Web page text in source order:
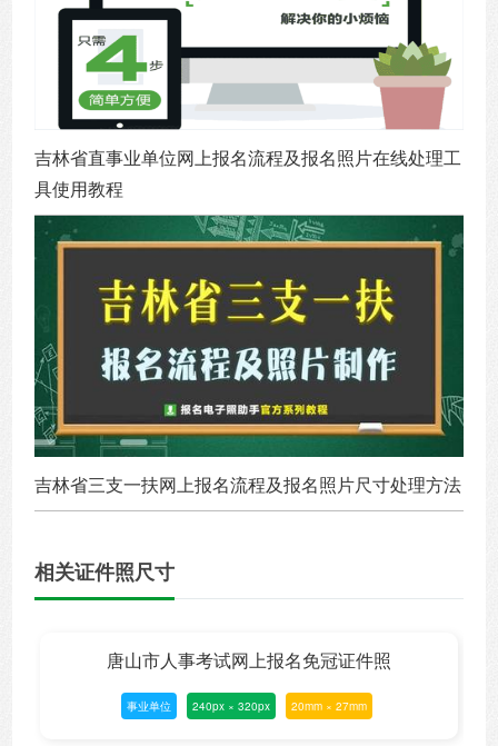
吉林省直事业单位网上报名流程及报名照片在线处理工
具使用教程
吉林省三支一扶网上报名流程及报名照片尺寸处理方法
相关证件照尺寸
唐山市人事考试网上报名免冠证件照
事业单位 240px × 320px 20mm × 27mm